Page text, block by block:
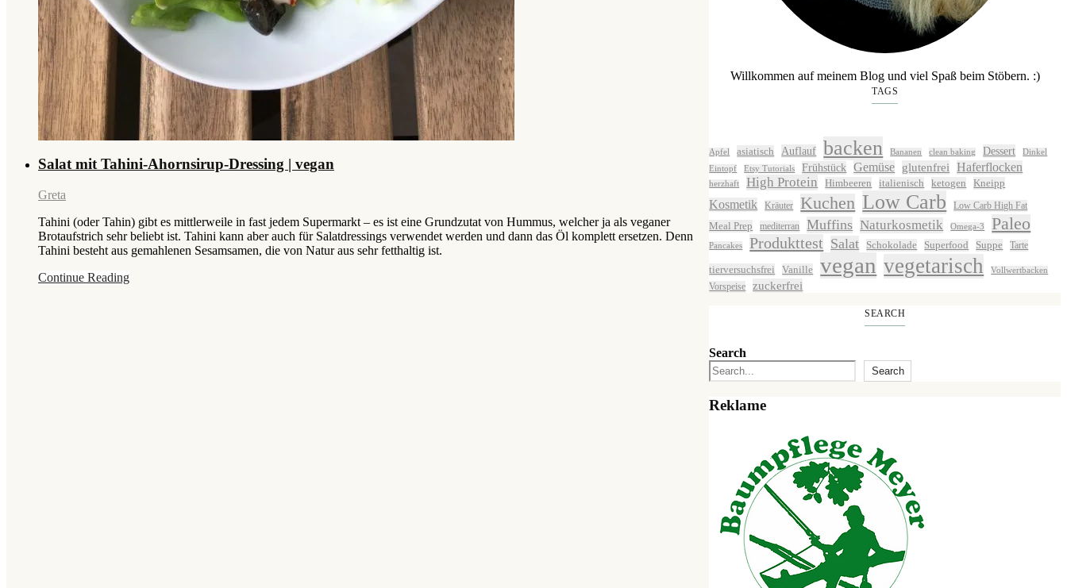
Salat mit Tahini-Ahornsirup-Dressing | vegan
Greta
Tahini (oder Tahin) gibt es mittlerweile in fast jedem Supermarkt – es ist eine Grundzutat von Hummus, welcher ja als veganer
Brotaufstrich sehr beliebt ist. Tahini kann aber auch für Salatdressings verwendet werden und dann das Öl komplett ersetzen. Denn
Tahini besteht aus gemahlenen Sesamsamen, die von Natur aus sehr fetthaltig ist.
Continue Reading
Willkommen auf meinem Blog und viel Spaß beim Stöbern. :)
TAGS
Apfel asiatisch Auflauf backen Bananen clean baking Dessert
Dinkel
Eintopf
Etsy Tutorials Frühstück Gemüse glutenfrei Haferflocken
herzhaft High Protein Himbeeren italienisch ketogen Kneipp
Kosmetik Kräuter Kuchen Low Carb Low Carb High Fat
Meal Prep mediterran Muffins Naturkosmetik Omega-3 Paleo
Pancakes Produkttest Salat Schokolade Superfood Suppe Tarte
tierversuchsfrei Vanille vegan vegetarisch Vollwertbacken
Vorspeise zuckerfrei
SEARCH
Search
Search
Reklame